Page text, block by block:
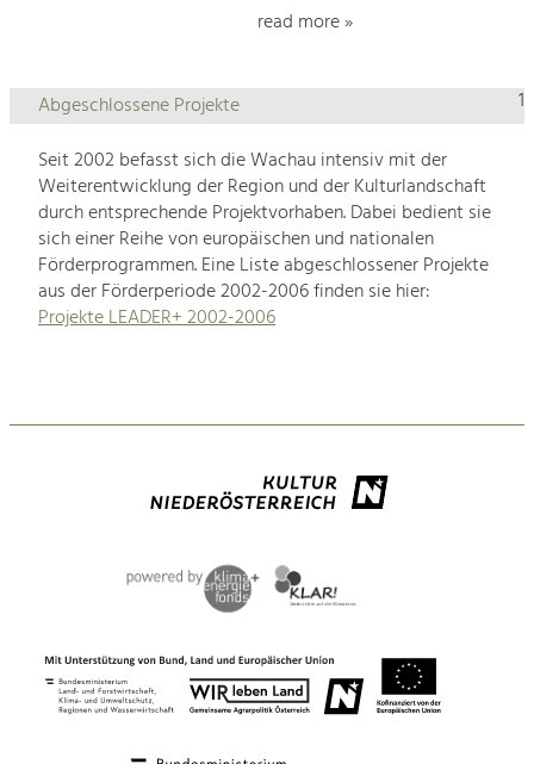
read more »
1
Abgeschlossene Projekte
Seit 2002 befasst sich die Wachau intensiv mit der
Weiterentwicklung der Region und der Kulturlandschaft
durch entsprechende Projektvorhaben. Dabei bedient sie
sich einer Reihe von europäischen und nationalen
Förderprogrammen. Eine Liste abgeschlossener Projekte
aus der Förderperiode 2002-2006 finden sie hier:
Projekte LEADER+ 2002-2006